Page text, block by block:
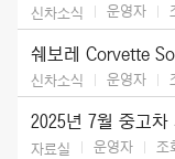
신차소식 운영자
쉐보레 Corvette
신차소식 운영자
2025년 7월 중고
자료실 운영자 조